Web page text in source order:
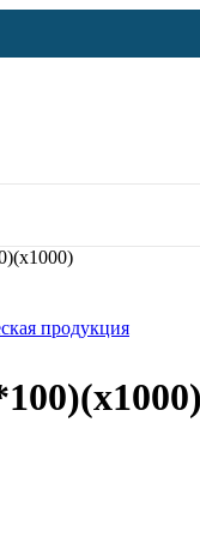
продукция